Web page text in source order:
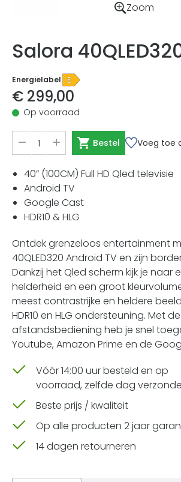
Zoom
Salora
Energielabel
€ 299,00
Op voorraad
Bestel Voeg toe
40” (100CM) Full HD Qled televisie
Android TV
Google Cast
HDR10 & HLG
Ontdek grenzeloos entertainment
40QLED320 Android TV en zijn
Dankzij het Qled scherm kijk je naar
helderheid en een groot
meest contrastrijke en heldere
HDR10 en HLG ondersteuning. Met de
afstandsbediening heb je snel
Youtube, Amazon Prime en de
Vóór 14:00 uur besteld en op
voorraad, zelfde dag
Beste prijs / kwaliteit
Op alle producten 2 jaar
14 dagen retourneren